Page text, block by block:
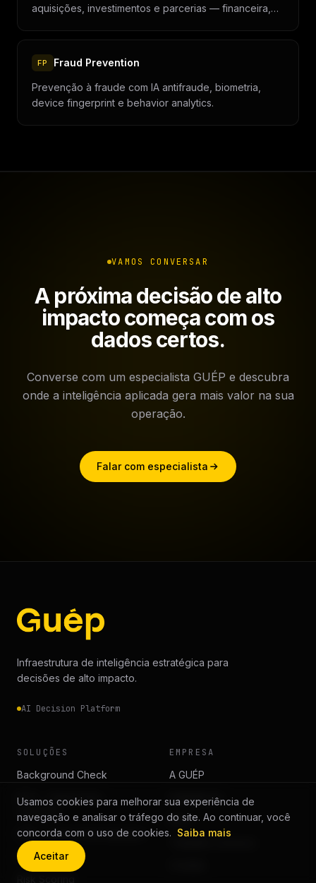
aquisições, investimentos e parcerias — financeira,
FP Fraud Prevention
Prevenção à fraude com IA antifraude, biometria,
device fingerprint e behavior analytics.
VAMOS CONVERSAR
A próxima decisão de alto
impacto começa com os
dados certos.
Converse com um especialista GUÉP e descubra
onde a inteligência aplicada gera mais valor na sua
operação.
Falar com especialista
Infraestrutura de inteligência estratégica para
decisões de alto impacto.
AI Decision Platform
SOLUÇÕES
Background Check
KYC — Know Your
Customer
KYB — Know Your Business
Due Diligence
EMPRESA
A GUÉP
Inteligência
Blog
Usamos cookies para melhorar sua experiência de
navegação e analisar o tráfego do site. Ao continuar, você
concorda com o uso de cookies. Saiba mais
Aceitar